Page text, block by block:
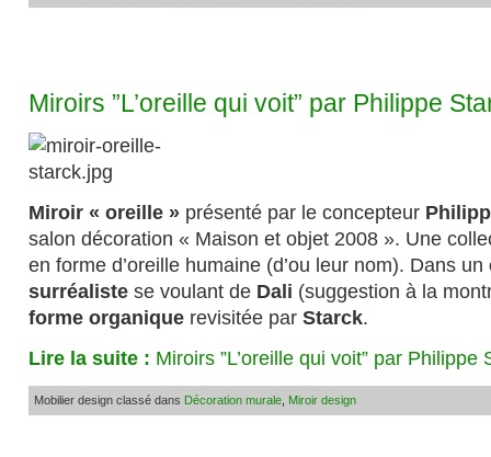
Miroirs ”L’oreille qui voit” par Philippe
Miroir « oreille » présenté par le concepteur
salon décoration « Maison et objet 2008 ». Une
en forme d’oreille humaine (d’ou leur nom). Dans un
surréaliste se voulant de Dali (suggestion à la
forme organique revisitée par Starck.
Lire la suite : Miroirs ”L’oreille qui voit” par
Mobilier design classé dans Décoration murale Miroir design